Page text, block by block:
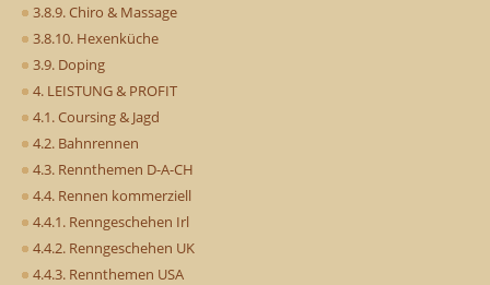
3.8.9. Chiro & Massage
3.8.10. Hexenküche
3.9. Doping
4. LEISTUNG & PROFIT
4.1. Coursing & Jagd
4.2. Bahnrennen
4.3. Rennthemen D-A-CH
4.4. Rennen kommerziell
4.4.1. Renngeschehen Irl
4.4.2. Renngeschehen UK
4.4.3. Rennthemen USA